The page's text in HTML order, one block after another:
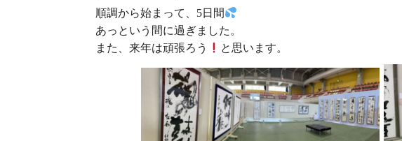
順調から始まって、5日間
あっという間に過ぎました。
また、来年は頑張ろう
と思います。